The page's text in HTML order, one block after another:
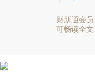
财新通会员
可畅读全文